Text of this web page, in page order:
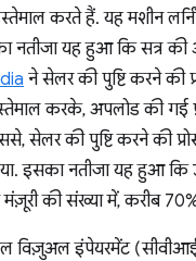
करते हैं. यह मशीन
नतीजा यह हुआ कि सत्र
ने सेलर की पुष्टि करने की
करके, अपलोड की गई
सेलर की पुष्टि करने की
इसका नतीजा यह हुआ कि
मंज़ूरी की संख्या में, करीब
विज़ुअल इंपेयरमेंट